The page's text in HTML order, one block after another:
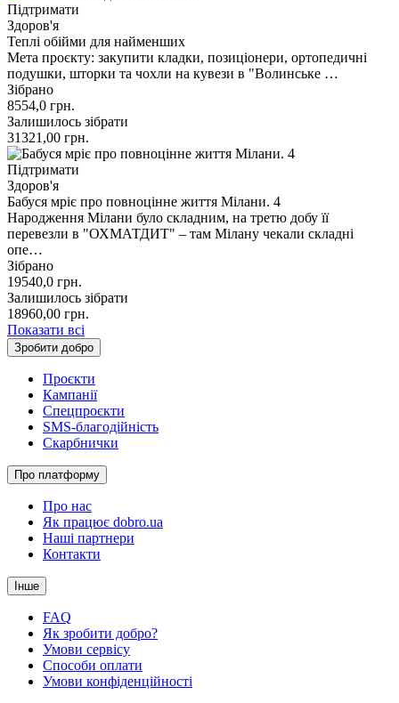
Підтримати
Здоров'я
Теплі обійми для найменших
Мета проєкту: закупити кладки, позиціонери, ортопедичні
подушки, шторки та чохли на кувези в "Волинське …
Зібрано
8554,0 грн.
Залишилось зібрати
31321,00 грн.
Підтримати
Здоров'я
Бабуся мріє про повноцінне життя Мілани. 4
Народження Мілани було складним, на третю добу її
перевезли в "ОХМАТДИТ" – там Мілану чекали складні
опе…
Зібрано
19540,0 грн.
Залишилось зібрати
18960,00 грн.
Показати всі
Зробити добро
Проєкти
Кампанії
Спецпроєкти
SMS-благодійність
Скарбнички
Про платформу
Про нас
Як працює dobro.ua
Наші партнери
Контакти
Інше
FAQ
Як зробити добро?
Умови сервісу
Способи оплати
Умови конфіденційності